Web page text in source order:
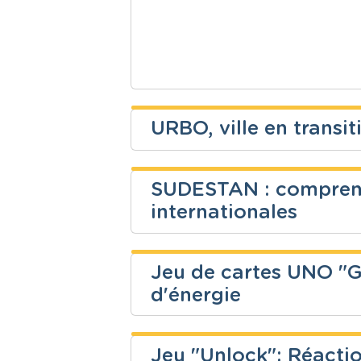
URBO, ville en
Niveau Cours
& la
SUDESTAN :
internationales
Niveau
Secondaire Histoire
Jeu de cartes UNO
d'énergie
Jeu "Unlock":